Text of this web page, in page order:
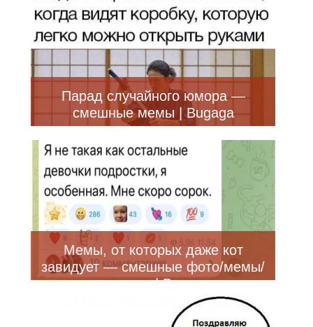
Парад случайного юмора —
смешные мемы | Bugaga
Мемы, от которых даже кот
завидует — смешные фото/мемы/
приколы | Bugaga